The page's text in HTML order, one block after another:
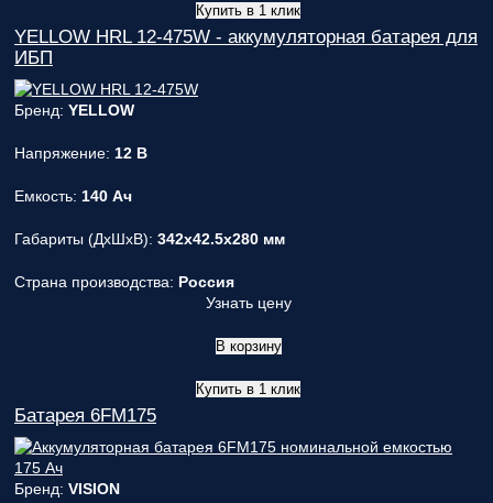
Купить в 1 клик
YELLOW HRL 12-475W - аккумуляторная батарея для
ИБП
Бренд: YELLOW
Напряжение: 12 В
Емкость: 140 Ач
Габариты (ДxШxВ): 342x42.5x280 мм
Страна производства: Россия
Узнать цену
В корзину
Купить в 1 клик
Батарея 6FM175
Бренд: VISION